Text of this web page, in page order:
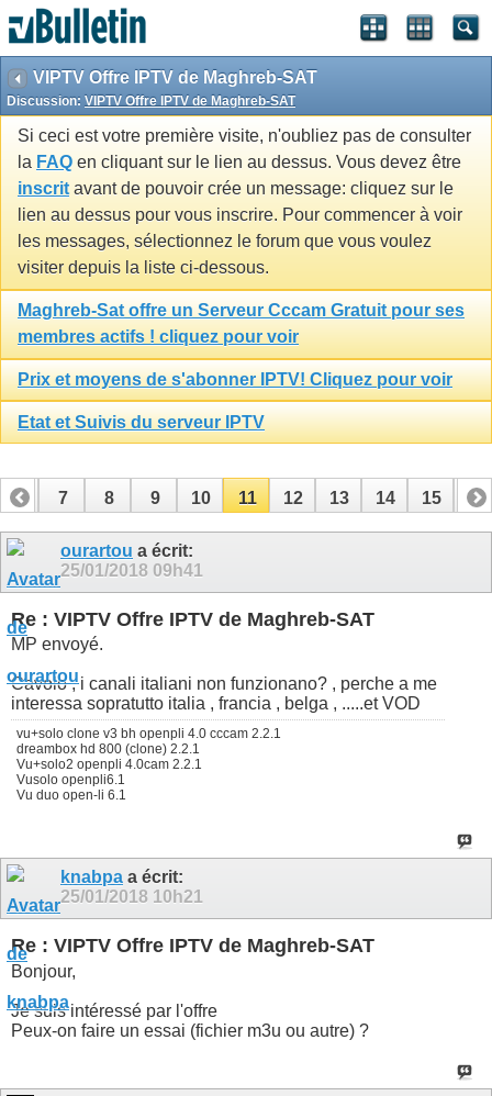
VIPTV Offre IPTV de Maghreb-SAT
Discussion: VIPTV Offre IPTV de Maghreb-SAT
Si ceci est votre première visite, n'oubliez pas de consulter
la FAQ en cliquant sur le lien au dessus. Vous devez être
inscrit avant de pouvoir crée un message: cliquez sur le
lien au dessus pour vous inscrire. Pour commencer à voir
les messages, sélectionnez le forum que vous voulez
visiter depuis la liste ci-dessous.
Maghreb-Sat offre un Serveur Cccam Gratuit pour ses
membres actifs ! cliquez pour voir
Prix et moyens de s'abonner IPTV! Cliquez pour voir
Etat et Suivis du serveur IPTV
6 7 8 9 10 11 12 13 14 15 16
22 24 25
ourartou a écrit:
25/01/2018 09h41
Re : VIPTV Offre IPTV de Maghreb-SAT
MP envoyé.
Cavolo , i canali italiani non funzionano? , perche a me
interessa sopratutto italia , francia , belga , .....et VOD
vu+solo clone v3 bh openpli 4.0 cccam 2.2.1
dreambox hd 800 (clone) 2.2.1
Vu+solo2 openpli 4.0cam 2.2.1
Vusolo openpli6.1
Vu duo open-li 6.1
knabpa a écrit:
25/01/2018 10h21
Re : VIPTV Offre IPTV de Maghreb-SAT
Bonjour,
Je suis intéressé par l'offre
Peux-on faire un essai (fichier m3u ou autre) ?